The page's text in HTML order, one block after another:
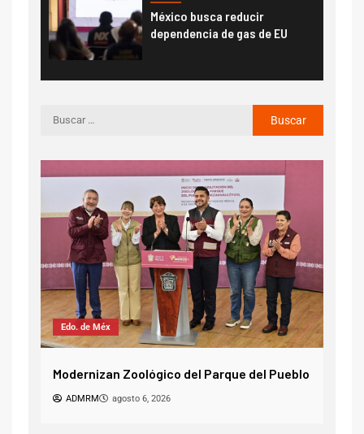
México busca reducir
dependencia de gas de EU
Edo. de Méx
Modernizan Zoológico del Parque del Pueblo
ADMRM agosto 6, 2026